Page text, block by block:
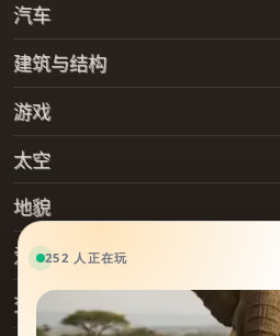
汽车
建筑与结构
游戏
太空
地貌
爱好
交通工具